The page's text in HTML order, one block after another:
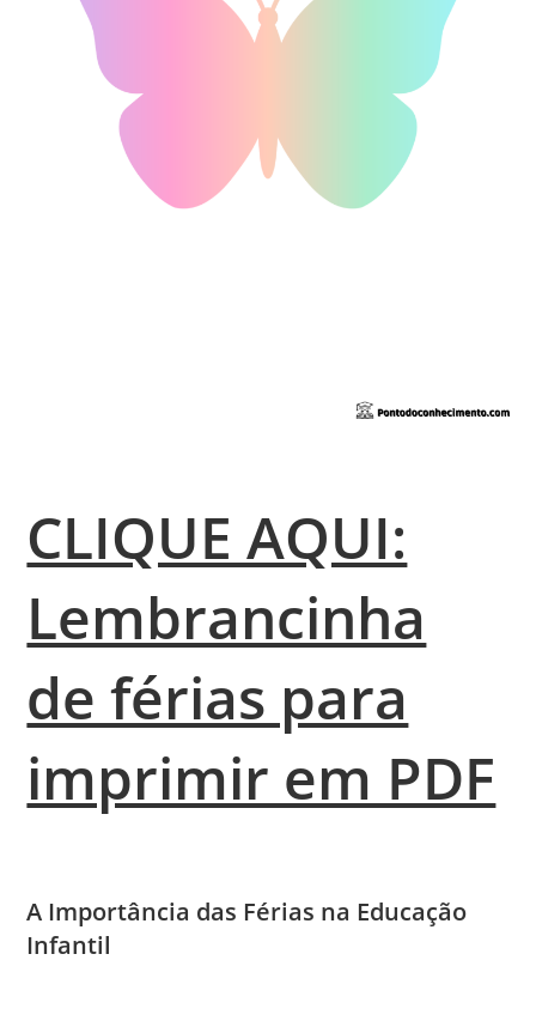
CLIQUE AQUI:
Lembrancinha
de férias para
imprimir em PDF
A Importância das Férias na Educação
Infantil